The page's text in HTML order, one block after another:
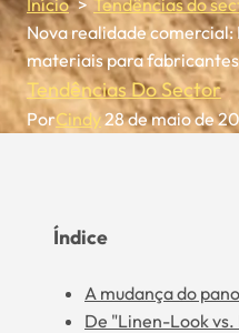
Início
Tendências do
Nova realidade
materiais para
Tendências Do Sector
PorCindy28 de maio de
Índice
A mudança do
De "Linen-Look